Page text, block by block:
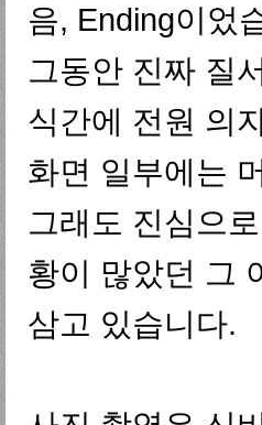
음, Ending이었
그동안 진짜 질
식간에 전원 의
화면 일부에는
그래도 진심으
황이 많았던 그
삼고 있습니다.